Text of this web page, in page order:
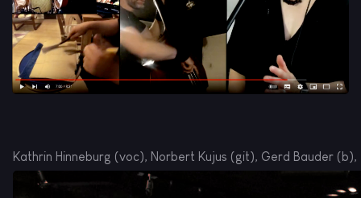
Kathrin Hinneburg (voc), Norbert Kujus (git), Gerd Bauder